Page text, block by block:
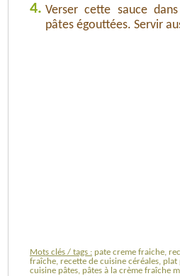
4. Verser cette sauce
pâtes égouttées. Servir
Mots clés / tags : pate creme fraiche,
fraîche, recette de cuisine céréales,
cuisine pâtes, pâtes à la crème fraîche